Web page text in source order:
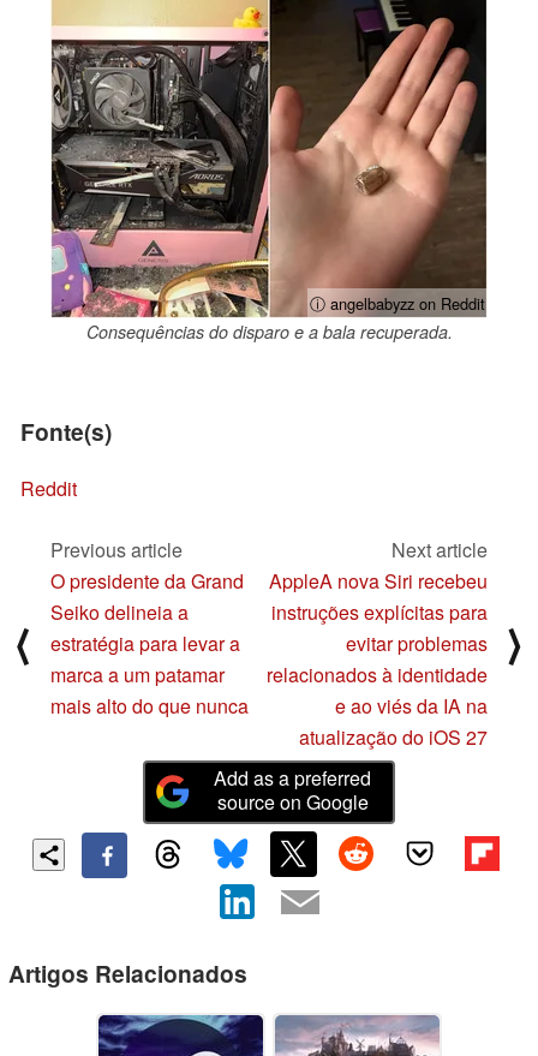
ⓘ angelbabyzz on Reddit
Consequências do disparo e a bala recuperada.
Fonte(s)
Reddit
⟨
Previous article
O presidente da Grand
Seiko delineia a
estratégia para levar a
marca a um patamar
mais alto do que nunca
Next article
AppleA nova Siri recebeu
instruções explícitas para
evitar problemas
relacionados à identidade
e ao viés da IA na
atualização do iOS 27
⟩
Add as a preferred
source on Google
Artigos Relacionados